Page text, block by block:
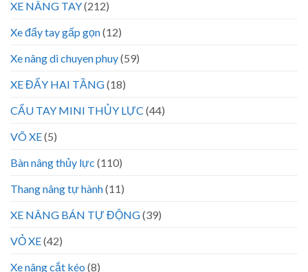
XE NÂNG TAY(212)
Xe đẩy tay gấp gọn(12)
Xe nâng di chuyen phuy(59)
XE ĐẨY HAI TẦNG(18)
CẨU TAY MINI THỦY LỰC (44)
VÕ XE(5)
Bàn nâng thủy lực (110)
Thang nâng tự hành(11)
XE NÂNG BÁN TỰ ĐỘNG(39)
VỎ XE(42)
Xe nâng cắt kéo (8)